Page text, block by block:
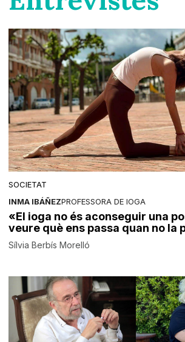
SOCIETAT
INMA IBÁÑEZPROFESSORA DE IOGA
«El ioga no és aconseguir una
veure què ens passa quan no la
Sílvia Berbís Morelló